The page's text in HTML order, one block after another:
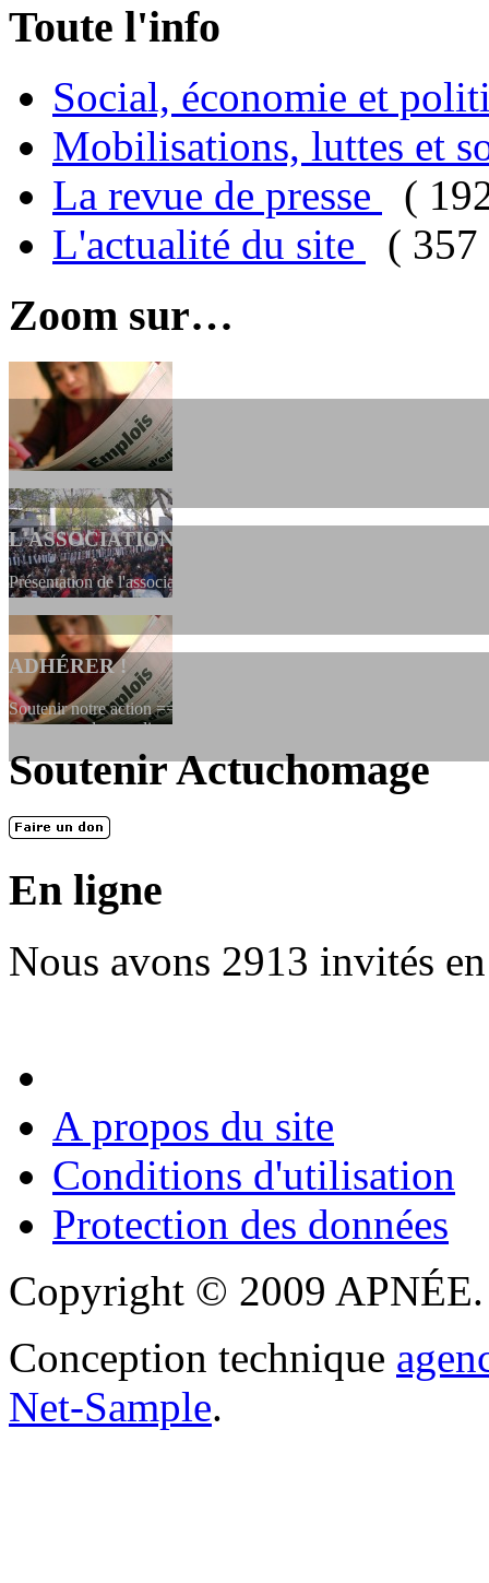
Toute l'info
Social, économie et
Mobilisations, luttes et
La revue de presse
(
L'actualité du site
( 357
Zoom sur…
L'ASSOCIATION
Présentation de l'association et de sa charte qui encadre nos actions
ADHÉRER !
Soutenir notre action ==> Si vous souhaitez adhérer à
dessous, en le remplissant et en...
En 2004, une dizaine de personnes contribuèrent au lancement de
Soutenir Actuchomage
En ligne
Nous avons 2913 invités
A propos du site
Conditions d'utilisation
Protection des données
Copyright © 2009 APNÉE.
Conception technique
Net-Sample.